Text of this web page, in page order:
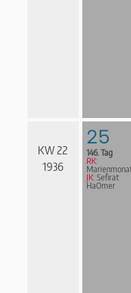
KW 22
1936
25
146. Tag
RK:
JK: Sefirat
HaOmer